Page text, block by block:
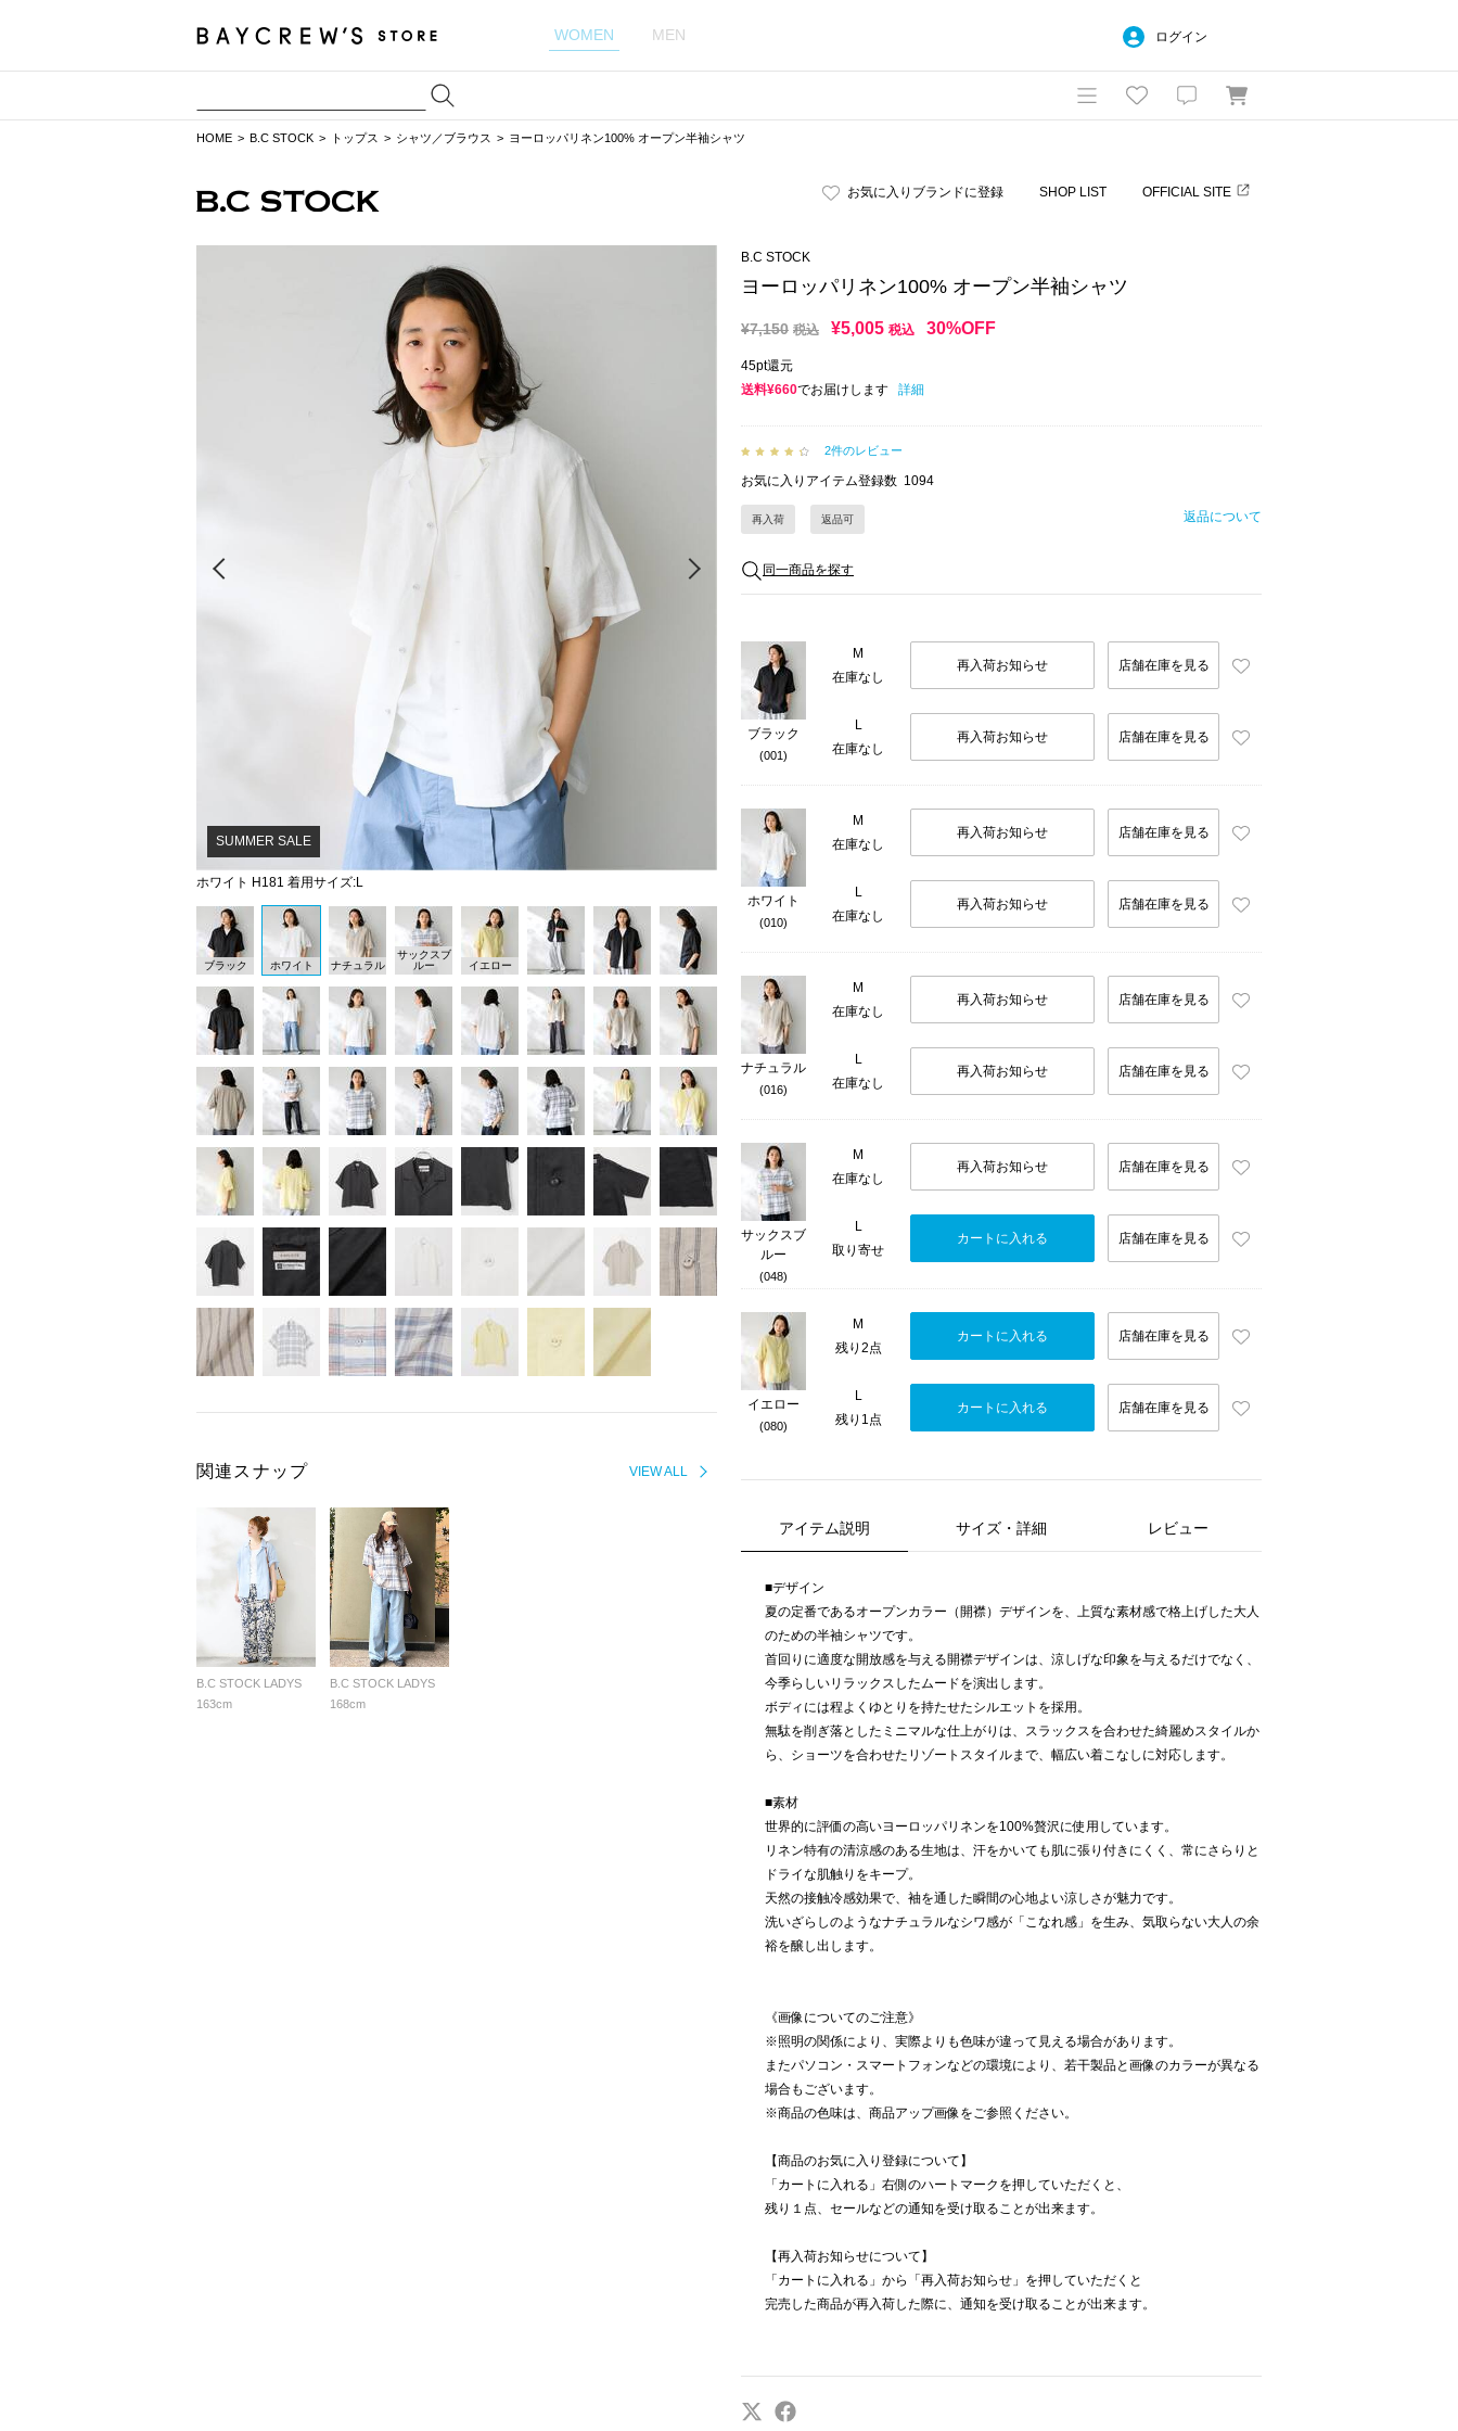
WOMEN MEN ログイン
HOME B.C STOCK トップス シャツ／ブラウス ヨーロッパリネン100% オープン半袖シャツ
お気に入りブランドに登録 SHOP LIST OFFICIAL SITE
ホワイト H181 着用サイズ:L
SUMMER SALE
ブラック ホワイト ナチュラル
サックスブ
ルー
イエロー
VIEW ALL
関連スナップ
B.C STOCK LADYS
163cm
B.C STOCK LADYS
168cm
B.C STOCK
ヨーロッパリネン100% オープン半袖シャツ
¥7,150 税込 ¥5,005 税込 30%OFF
45pt還元
送料¥660でお届けします 詳細
2件のレビュー
お気に入りアイテム登録数 1094
再入荷 返品可 返品について
同一商品を探す
ブラック
(001)
M
在庫なし
再入荷お知らせ 店舗在庫を見る
L
在庫なし
再入荷お知らせ 店舗在庫を見る
ホワイト
(010)
M
在庫なし
再入荷お知らせ 店舗在庫を見る
L
在庫なし
再入荷お知らせ 店舗在庫を見る
ナチュラル
(016)
M
在庫なし
再入荷お知らせ 店舗在庫を見る
L
在庫なし
再入荷お知らせ 店舗在庫を見る
サックスブ
ルー
(048)
M
在庫なし
再入荷お知らせ 店舗在庫を見る
L
取り寄せ
カートに入れる 店舗在庫を見る
イエロー
(080)
M
残り2点
カートに入れる 店舗在庫を見る
L
残り1点
カートに入れる 店舗在庫を見る
アイテム説明 サイズ・詳細 レビュー
■デザイン
夏の定番であるオープンカラー（開襟）デザインを、上質な素材感で格上げした大人
のための半袖シャツです。
首回りに適度な開放感を与える開襟デザインは、涼しげな印象を与えるだけでなく、
今季らしいリラックスしたムードを演出します。
ボディには程よくゆとりを持たせたシルエットを採用。
無駄を削ぎ落としたミニマルな仕上がりは、スラックスを合わせた綺麗めスタイルか
ら、ショーツを合わせたリゾートスタイルまで、幅広い着こなしに対応します。
■素材
世界的に評価の高いヨーロッパリネンを100%贅沢に使用しています。
リネン特有の清涼感のある生地は、汗をかいても肌に張り付きにくく、常にさらりと
ドライな肌触りをキープ。
天然の接触冷感効果で、袖を通した瞬間の心地よい涼しさが魅力です。
洗いざらしのようなナチュラルなシワ感が「こなれ感」を生み、気取らない大人の余
裕を醸し出します。
《画像についてのご注意》
※照明の関係により、実際よりも色味が違って見える場合があります。
またパソコン・スマートフォンなどの環境により、若干製品と画像のカラーが異なる
場合もございます。
※商品の色味は、商品アップ画像をご参照ください。
【商品のお気に入り登録について】
「カートに入れる」右側のハートマークを押していただくと、
残り１点、セールなどの通知を受け取ることが出来ます。
【再入荷お知らせについて】
「カートに入れる」から「再入荷お知らせ」を押していただくと
完売した商品が再入荷した際に、通知を受け取ることが出来ます。